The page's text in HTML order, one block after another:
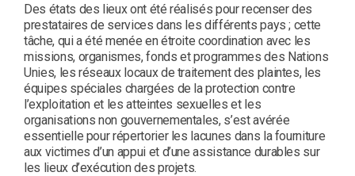
Des états des lieux ont été réalisés pour recenser des
prestataires de services dans les différents pays ; cette
tâche, qui a été menée en étroite coordination avec les
missions, organismes, fonds et programmes des Nations
Unies, les réseaux locaux de traitement des plaintes, les
équipes spéciales chargées de la protection contre
l’exploitation et les atteintes sexuelles et les
organisations non gouvernementales, s’est avérée
essentielle pour répertorier les lacunes dans la fourniture
aux victimes d’un appui et d’une assistance durables sur
les lieux d’exécution des projets.